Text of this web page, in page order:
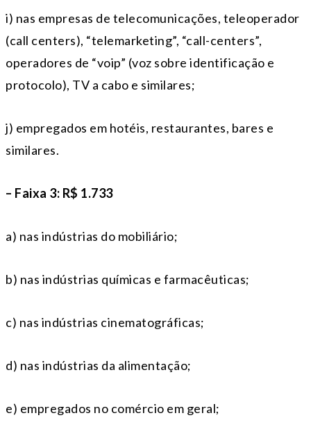
i) nas empresas de telecomunicações, teleoperador
(call centers), “telemarketing”, “call-centers”,
operadores de “voip” (voz sobre identificação e
protocolo), TV a cabo e similares;
j) empregados em hotéis, restaurantes, bares e
similares.
– Faixa 3: R$ 1.733
a) nas indústrias do mobiliário;
b) nas indústrias químicas e farmacêuticas;
c) nas indústrias cinematográficas;
d) nas indústrias da alimentação;
e) empregados no comércio em geral;